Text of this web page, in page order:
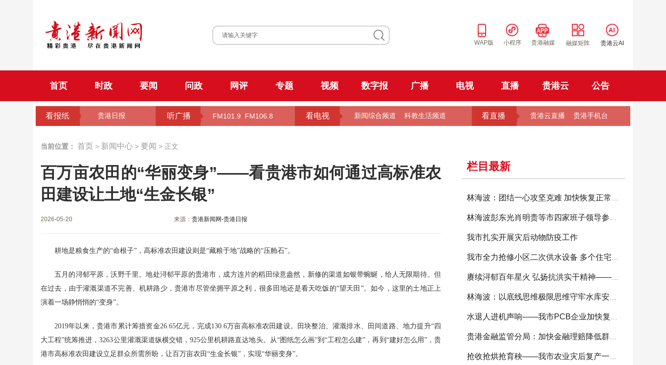
WAP版 小程序 贵港融媒 融媒矩阵 贵港云AI
首页 时政 要闻 问政 网评 专题 视频 数字报 广播 电视 直播 贵港云 公告
看报纸 贵港日报 听广播 FM101.9 FM106.8 看电视 新闻综合频道 科教生活频道 看直播 贵港云直播 贵港手机台
当前位置： 首页 > 新闻中心 > 要闻 > 正文
百万亩农田的“华丽变身”——看贵港市如何通过高标准农
田建设让土地“生金长银”
2026-05-20 来源：贵港新闻网-贵港日报
耕地是粮食生产的“命根子”，高标准农田建设则是“藏粮于地”战略的“压舱石”。
五月的浔郁平原，沃野千里。地处浔郁平原的贵港市，成方连片的稻田绿意盎然，新修的渠道如银带蜿蜒，给人无限期待。但
在过去，由于灌溉渠道不完善、机耕路少，贵港市尽管坐拥平原之利，很多田地还是看天吃饭的“望天田”。如今，这里的土地正上
演着一场静悄悄的“变身”。
2019年以来，贵港市累计筹措资金26.65亿元，完成130.6万亩高标准农田建设。田块整治、灌溉排水、田间道路、地力提升“四
大工程”统筹推进，3263公里灌溉渠道纵横交错，925公里机耕路直达地头。从“图纸怎么画”到“工程怎么建”，再到“建好怎么用”，贵
港市高标准农田建设立足群众所需所盼，让百万亩农田“生金长银”，实现“华丽变身”。
栏目最新
我市扎实开展灾后动物防疫工作